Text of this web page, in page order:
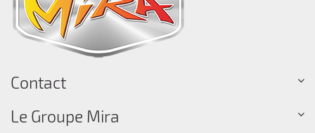
Contact
Le Groupe Mira